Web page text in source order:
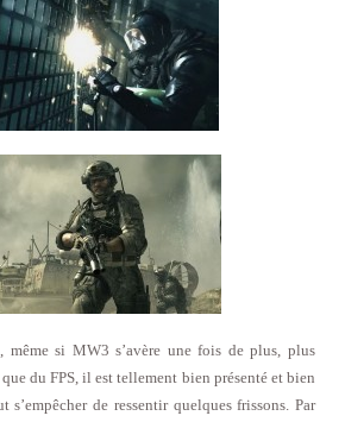
même si MW3 s’avère une fois de plus, plus
du FPS, il est tellement bien présenté et bien
s’empêcher de ressentir quelques frissons. Par